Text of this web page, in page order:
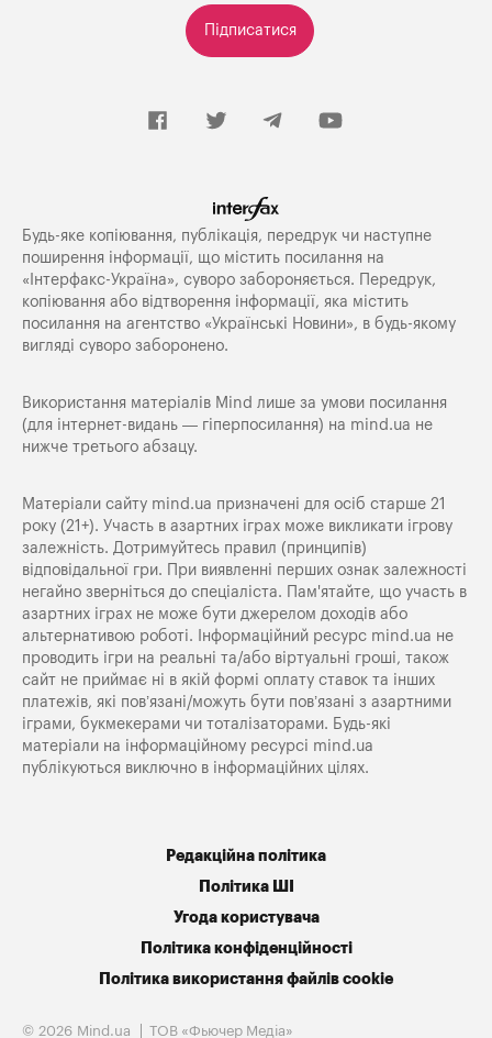
Підписатися
Будь-яке копiювання, публiкацiя, передрук чи наступне
поширення iнформацiї, що мiстить посилання на
«Iнтерфакс-Україна», суворо забороняється. Передрук,
копіювання або відтворення інформації, яка містить
посилання на агентство «Українські Новини», в будь-якому
вигляді суворо заборонено.
Використання матеріалів Mind лише за умови посилання
(для інтернет-видань — гіперпосилання) на mind.ua не
нижче третього абзацу.
Матеріали сайту mind.ua призначені для осіб старше 21
року (21+). Участь в азартних іграх може викликати ігрову
залежність. Дотримуйтесь правил (принципів)
відповідальної гри. При виявленні перших ознак залежності
негайно зверніться до спеціаліста. Пам'ятайте, що участь в
азартних іграх не може бути джерелом доходів або
альтернативою роботі. Інформаційний ресурс mind.ua не
проводить ігри на реальні та/або віртуальні гроші, також
сайт не приймає ні в якій формі оплату ставок та інших
платежів, які пов’язані/можуть бути пов’язані з азартними
іграми, букмекерами чи тоталізаторами. Будь-які
матеріали на інформаційному ресурсі mind.ua
публікуються виключно в інформаційних цілях.
Редакційна політика
Політика ШІ
Угода користувача
Політика конфіденційності
Політика використання файлів cookie
© 2026 Mind.ua ТОВ «Фьючер Медiа»